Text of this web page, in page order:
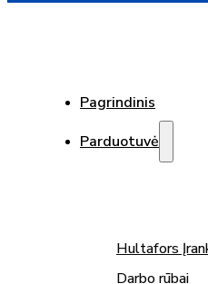
Pagrindinis
Parduotuvė
Hultafors
Darbo rūbai